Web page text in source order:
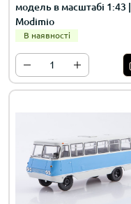
модель в масштабі 1:43 |
Modimio
В наявності